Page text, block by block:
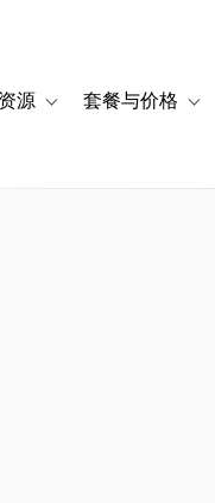
客户故事
sub-navigation for 解决方案
资源 Toggle sub-navigation
套餐与价格